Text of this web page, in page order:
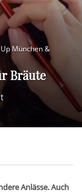
München &
Bräute
Anlässe. Auch